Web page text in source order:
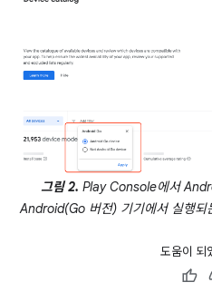
그림 2. Play Console에서
Android(Go 버전) 기기에서 실행되
도움이 되